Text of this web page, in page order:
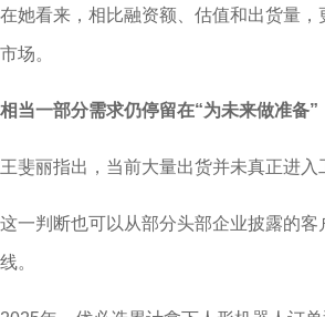
在她看来，相比融资额、估值和出货量
市场。
相当一部分需求仍停留在“为未来做准备”
王斐丽指出，当前大量出货并未真正进
这一判断也可以从部分头部企业披露的
线。